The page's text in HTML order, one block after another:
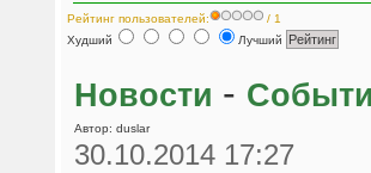
Рейтинг пользователей:
/ 1
Худший
Лучший
Новости -
Автор: duslar
30.10.2014 17:27